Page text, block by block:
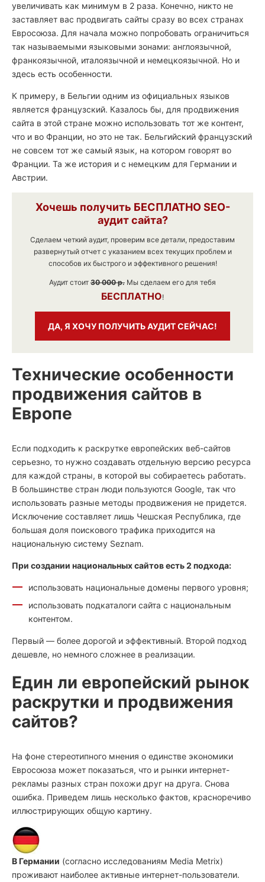
увеличивать как минимум в 2 раза. Конечно, никто не
заставляет вас продвигать сайты сразу во всех странах
Евросоюза. Для начала можно попробовать ограничиться
так называемыми языковыми зонами: англоязычной,
франкоязычной, италоязычной и немецкоязычной. Но и
здесь есть особенности.
К примеру, в Бельгии одним из официальных языков
является французский. Казалось бы, для продвижения
сайта в этой стране можно использовать тот же контент,
что и во Франции, но это не так. Бельгийский французский
не совсем тот же самый язык, на котором говорят во
Франции. Та же история и с немецким для Германии и
Австрии.
Хочешь получить БЕСПЛАТНОSEO-
аудит сайта?
Сделаем четкий аудит, проверим все детали, предоставим
развернутый отчет с указанием всех текущих проблем и
способов их быстрого и эффективного решения!
Аудит стоит 30 000 р. Мы сделаем его для тебя
БЕСПЛАТНО!
ДА, Я ХОЧУ ПОЛУЧИТЬ АУДИТ СЕЙЧАС!
Технические особенности
продвижения сайтов в
Европе
Если подходить к раскрутке европейских веб-сайтов
серьезно, то нужно создавать отдельную версию ресурса
для каждой страны, в которой вы собираетесь работать.
В большинстве стран люди пользуются Google, так что
использовать разные методы продвижения не придется.
Исключение составляет лишь Чешская Республика, где
большая доля поискового трафика приходится на
национальную систему Seznam.
При создании национальных сайтов есть 2 подхода:
использовать национальные домены первого уровня;
использовать подкаталоги сайта с национальным
контентом.
Первый — более дорогой и эффективный. Второй подход
дешевле, но немного сложнее в реализации.
Един ли европейский рынок
раскрутки и продвижения
сайтов?
На фоне стереотипного мнения о единстве экономики
Евросоюза может показаться, что и рынки интернет-
рекламы разных стран похожи друг на друга. Снова
ошибка. Приведем лишь несколько фактов, красноречиво
иллюстрирующих общую картину.
В Германии (согласно исследованиям Media Metrix)
проживают наиболее активные интернет-пользователи.